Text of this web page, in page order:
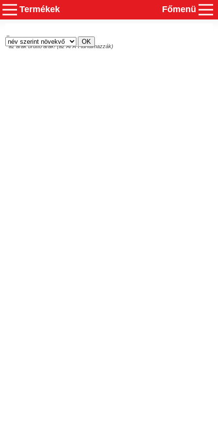
Termékek Főmenü
Összesen0termék
* az árak bruttó árak! (az ÁFA-t tartalmazzák)